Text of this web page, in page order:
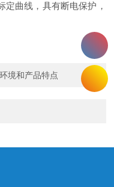
曲线，具有断电保护，
境和产品特点